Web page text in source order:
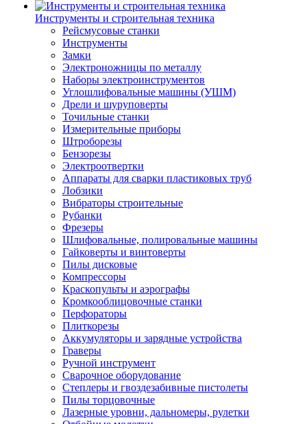
Инструменты и строительная техника
Рейсмусовые станки
Инструменты
Замки
Электроножницы по металлу
Наборы электроинструментов
Углошлифовальные машины (УШМ)
Дрели и шуруповерты
Точильные станки
Измерительные приборы
Штроборезы
Бензорезы
Электроотвертки
Аппараты для сварки пластиковых труб
Лобзики
Вибраторы строительные
Рубанки
Фрезеры
Шлифовальные, полировальные машины
Гайковерты и винтоверты
Пилы дисковые
Компрессоры
Краскопульты и аэрографы
Кромкооблицовочные станки
Перфораторы
Плиткорезы
Аккумуляторы и зарядные устройства
Граверы
Ручной инструмент
Сварочное оборудование
Степлеры и гвоздезабивные пистолеты
Пилы торцовочные
Лазерные уровни, дальномеры, рулетки